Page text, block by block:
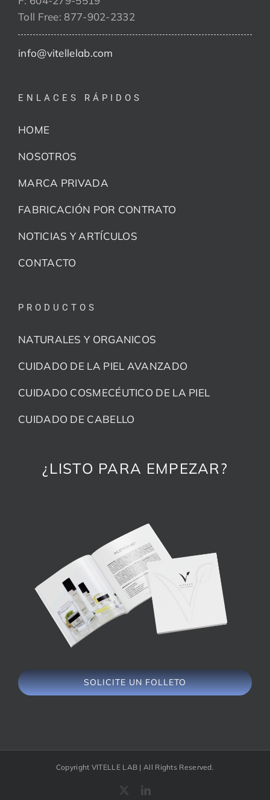
Toll Free: 877-902-2332
info@vitellelab.com
ENLACES RÁPIDOS
HOME
NOSOTROS
MARCA PRIVADA
FABRICACIÓN POR CONTRATO
NOTICIAS Y ARTÍCULOS
CONTACTO
PRODUCTOS
NATURALES Y ORGANICOS
CUIDADO DE LA PIEL AVANZADO
CUIDADO COSMECÉUTICO DE LA PIEL
CUIDADO DE CABELLO
¿LISTO PARA EMPEZAR?
SOLICITE UN FOLLETO
Copyright VITELLE LAB | All Rights Reserved.
LinkedIn